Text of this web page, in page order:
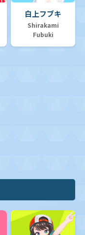
白上フブキ
Shirakami
Fubuki